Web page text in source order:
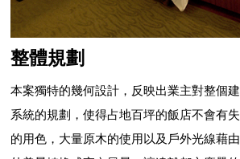
整體規劃
本案獨特的幾何設計，反映出業主對整個
系統的規劃，使得占地百坪的飯店不會有
的用色，大量原木的使用以及戶外光線藉